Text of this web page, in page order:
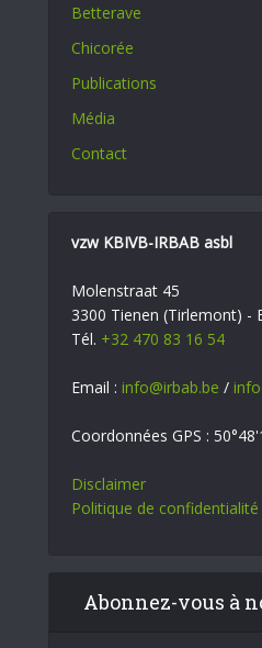
Betterave
Chicorée
Publications
Média
Contact
vzw KBIVB-IRBAB asbl
Molenstraat 45
3300 Tienen (Tirlemont) -
Tél. +32 470 83 16 54
Email : info@irbab.be /
Coordonnées GPS :
Disclaimer
Politique de confidentialité
Abonnez-vous à